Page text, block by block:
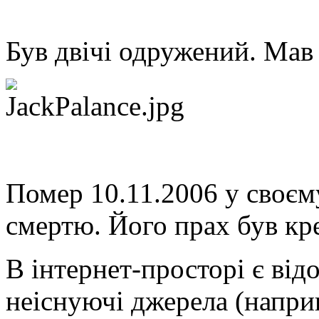
Був двічі одружений. Мав
Помер 10.11.2006 у
смертю. Його прах був
В інтернет-просторі є
неіснуючі джерела